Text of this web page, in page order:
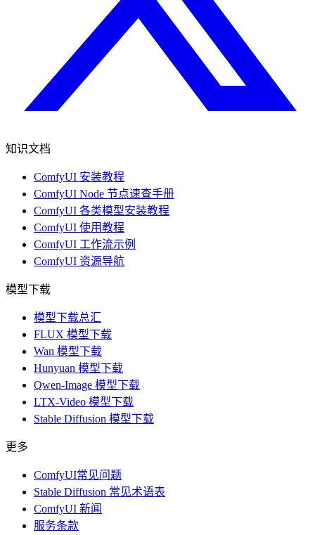
知识文档
ComfyUI 安装教程
ComfyUI Node 节点速查手册
ComfyUI 各类模型安装教程
ComfyUI 使用教程
ComfyUI 工作流示例
ComfyUI 资源导航
模型下载
模型下载总汇
FLUX 模型下载
Wan 模型下载
Hunyuan 模型下载
Qwen-Image 模型下载
LTX-Video 模型下载
Stable Diffusion 模型下载
更多
ComfyUI常见问题
Stable Diffusion 常见术语表
ComfyUI 新闻
服务条款